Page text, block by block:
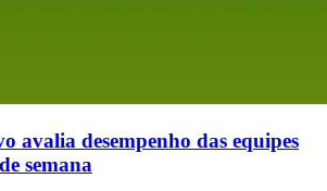
avalia desempenho das equipes
semana